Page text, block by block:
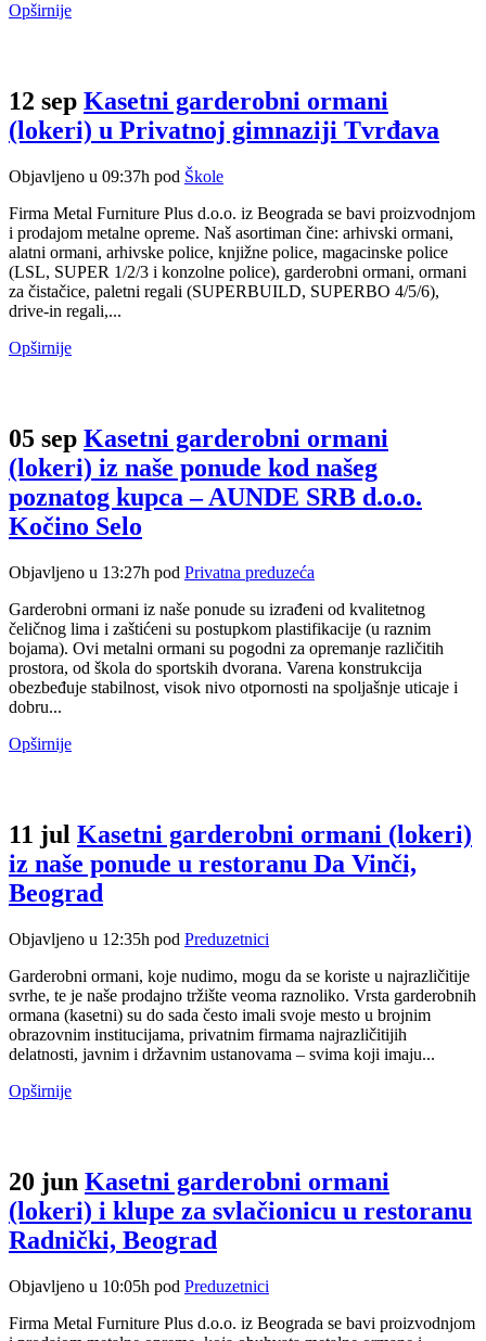
Opširnije
12 sep Kasetni garderobni ormani
(lokeri) u Privatnoj gimnaziji Tvrđava
Objavljeno u 09:37h pod Škole
Firma Metal Furniture Plus d.o.o. iz Beograda se bavi proizvodnjom
i prodajom metalne opreme. Naš asortiman čine: arhivski ormani,
alatni ormani, arhivske police, knjižne police, magacinske police
(LSL, SUPER 1/2/3 i konzolne police), garderobni ormani, ormani
za čistačice, paletni regali (SUPERBUILD, SUPERBO 4/5/6),
drive-in regali,...
Opširnije
05 sep Kasetni garderobni ormani
(lokeri) iz naše ponude kod našeg
poznatog kupca – AUNDE SRB d.o.o.
Kočino Selo
Objavljeno u 13:27h pod Privatna preduzeća
Garderobni ormani iz naše ponude su izrađeni od kvalitetnog
čeličnog lima i zaštićeni su postupkom plastifikacije (u raznim
bojama). Ovi metalni ormani su pogodni za opremanje različitih
prostora, od škola do sportskih dvorana. Varena konstrukcija
obezbeđuje stabilnost, visok nivo otpornosti na spoljašnje uticaje i
dobru...
Opširnije
11 jul Kasetni garderobni ormani (lokeri)
iz naše ponude u restoranu Da Vinči,
Beograd
Objavljeno u 12:35h pod Preduzetnici
Garderobni ormani, koje nudimo, mogu da se koriste u najrazličitije
svrhe, te je naše prodajno tržište veoma raznoliko. Vrsta garderobnih
ormana (kasetni) su do sada često imali svoje mesto u brojnim
obrazovnim institucijama, privatnim firmama najrazličitijih
delatnosti, javnim i državnim ustanovama – svima koji imaju...
Opširnije
20 jun Kasetni garderobni ormani
(lokeri) i klupe za svlačionicu u restoranu
Radnički, Beograd
Objavljeno u 10:05h pod Preduzetnici
Firma Metal Furniture Plus d.o.o. iz Beograda se bavi proizvodnjom